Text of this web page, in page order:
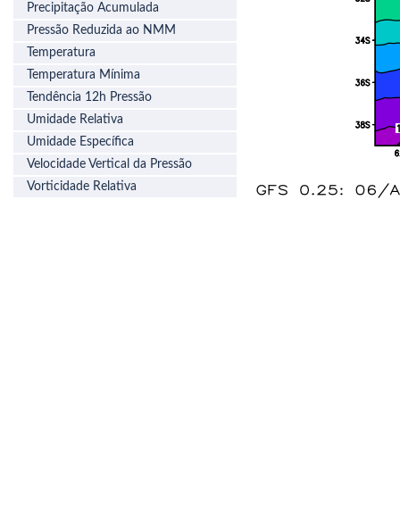
Precipitação Acumulada
Pressão Reduzida ao NMM
Temperatura
Temperatura Mínima
Tendência 12h Pressão
Umidade Relativa
Umidade Específica
Velocidade Vertical da Pressão
Vorticidade Relativa